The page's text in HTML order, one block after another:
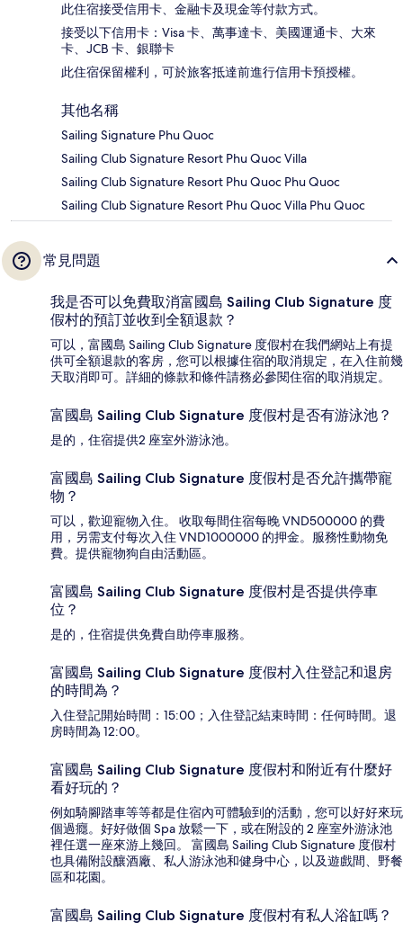
此住宿接受信用卡、金融卡及現金等付款方式。
接受以下信用卡：Visa 卡、萬事達卡、美國運通卡、大來
卡、JCB 卡、銀聯卡
此住宿保留權利，可於旅客抵達前進行信用卡預授權。
其他名稱
Sailing Signature Phu Quoc
Sailing Club Signature Resort Phu Quoc Villa
Sailing Club Signature Resort Phu Quoc Phu Quoc
Sailing Club Signature Resort Phu Quoc Villa Phu Quoc
常見問題
我是否可以免費取消富國島 Sailing Club Signature 度
假村的預訂並收到全額退款？
可以，富國島 Sailing Club Signature 度假村在我們網站上有提
供可全額退款的客房，您可以根據住宿的取消規定，在入住前幾
天取消即可。詳細的條款和條件請務必參閱住宿的取消規定。
富國島 Sailing Club Signature 度假村是否有游泳池？
是的，住宿提供2 座室外游泳池。
富國島 Sailing Club Signature 度假村是否允許攜帶寵
物？
可以，歡迎寵物入住。 收取每間住宿每晚 VND500000 的費
用，另需支付每次入住 VND1000000 的押金。服務性動物免
費。提供寵物狗自由活動區。
富國島 Sailing Club Signature 度假村是否提供停車
位？
是的，住宿提供免費自助停車服務。
富國島 Sailing Club Signature 度假村入住登記和退房
的時間為？
入住登記開始時間：15:00；入住登記結束時間：任何時間。退
房時間為 12:00。
富國島 Sailing Club Signature 度假村和附近有什麼好
看好玩的？
例如騎腳踏車等等都是住宿內可體驗到的活動，您可以好好來玩
個過癮。好好做個 Spa 放鬆一下，或在附設的 2 座室外游泳池
裡任選一座來游上幾回。 富國島 Sailing Club Signature 度假村
也具備附設釀酒廠、私人游泳池和健身中心，以及遊戲間、野餐
區和花園。
富國島 Sailing Club Signature 度假村有私人浴缸嗎？